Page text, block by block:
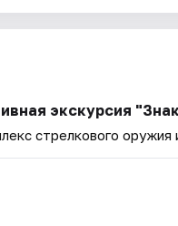
экскурсия
стрелкового